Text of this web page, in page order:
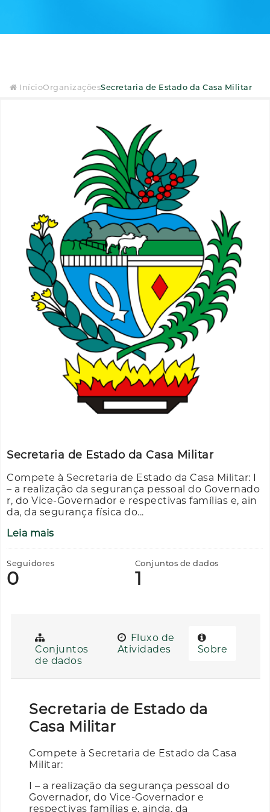
InícioOrganizaçõesSecretaria de Estado da Casa Militar
Secretaria de Estado da Casa Militar
Compete à Secretaria de Estado da Casa Militar: I
– a realização da segurança pessoal do Governado
r, do Vice-Governador e respectivas famílias e, ain
da, da segurança física do...
Leia mais
Seguidores
0
Conjuntos de dados
1
Conjuntos
de dados
Fluxo de
Atividades
Sobre
Secretaria de Estado da
Casa Militar
Compete à Secretaria de Estado da Casa
Militar:
I – a realização da segurança pessoal do
Governador, do Vice-Governador e
respectivas famílias e, ainda, da